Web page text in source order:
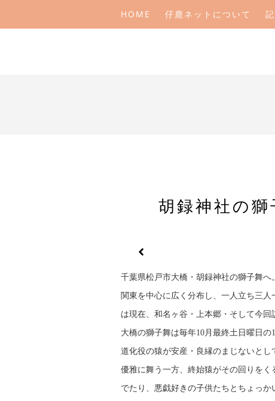
HOME 仔鹿ネットについて
胡録神社の
千葉県松戸市大橋・胡録神社の獅子舞へ。
関東を中心に広く分布し、一人立ち三
は現在、和名ヶ谷・上本郷・そして今回
大橋の獅子舞は毎年10月最終土日曜日
道化役の猿が安産・良縁のまじないと
優雅に舞う一方、終始猿がその回りを
でたり、悪戯好きの子供たちとちょっ